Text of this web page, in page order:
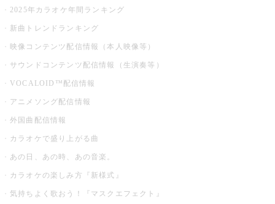
2025年カラオケ年間ランキング
新曲トレンドランキング
映像コンテンツ配信情報（本人映像等）
サウンドコンテンツ配信情報（生演奏等）
VOCALOID™配信情報
アニメソング配信情報
外国曲配信情報
カラオケで盛り上がる曲
あの日、あの時、あの音楽。
カラオケの楽しみ方『新様式』
気持ちよく歌おう！『マスクエフェクト』